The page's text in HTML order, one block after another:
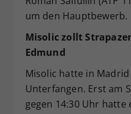
um den Hauptbewerb.
Misolic zollt
Edmund
Misolic hatte in
Unterfangen. Erst am
gegen 14:30 Uhr hatte